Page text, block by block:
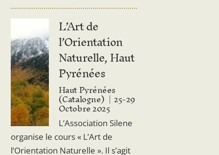
L’Art de
l’Orientation
Naturelle, Haut
Pyrénées
Haut Pyrénées
(Catalogne) 25-29
Octobre 2025
L’Association Silene
organise le cours « L’Art de
l’Orientation Naturelle ». Il s’agit